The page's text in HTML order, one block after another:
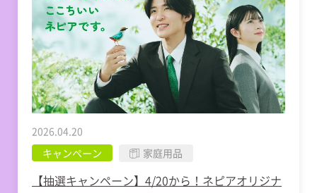
2026.04.20
キャンペーン
家庭用品
【抽選キャンペーン】4/20から！ネピアオリジナ